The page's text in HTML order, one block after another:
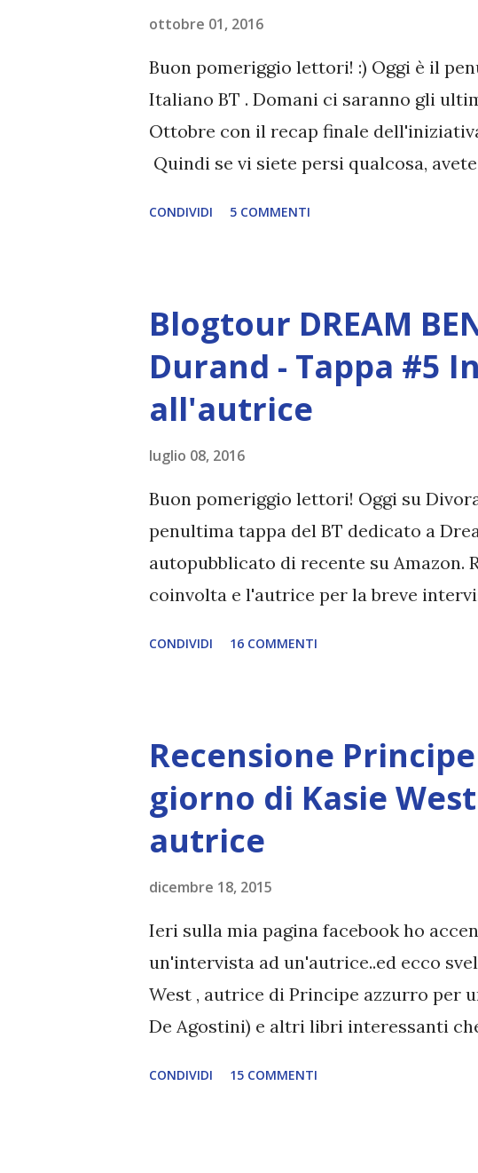
squadra perfetta. Peccato che, a
ottobre 01, 2016
Buon pomeriggio lettori! :) Oggi è il
Italiano BT . Domani ci saranno gli
Ottobre con il recap finale
Quindi se vi siete persi qualcosa,
CONDIVIDI 5 COMMENTI
Blogtour DREAM
Durand - Tappa #5
all'autrice
luglio 08, 2016
Buon pomeriggio lettori! Oggi su
penultima tappa del BT dedicato a
autopubblicato di recente su Amazon.
coinvolta e l'autrice per la breve
un'organizzazione cercasse chi
degli agenti speciali, chiamati Dream
quel due per cento di persone con
assieme alla sua famiglia viene
testare il suo potenziale. Riesce a
CONDIVIDI 16 COMMENTI
Recensione
giorno di Kasie
autrice
dicembre 18, 2015
Ieri sulla mia pagina facebook ho
un'intervista ad un'autrice..ed ecco
West , autrice di Principe azzurro per
De Agostini) e altri libri interessanti
CONDIVIDI 15 COMMENTI